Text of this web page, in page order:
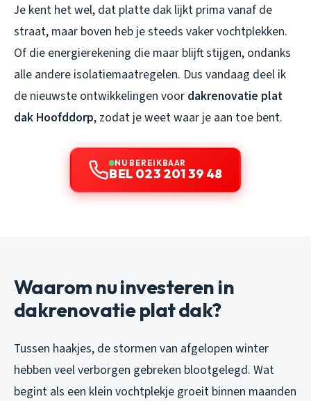
Je kent het wel, dat platte dak lijkt prima vanaf de
straat, maar boven heb je steeds vaker vochtplekken.
Of die energierekening die maar blijft stijgen, ondanks
alle andere isolatiemaatregelen. Dus vandaag deel ik
de nieuwste ontwikkelingen voor dakrenovatie plat
dak Hoofddorp, zodat je weet waar je aan toe bent.
NU BEREIKBAAR
BEL 023 201 39 48
Waarom nu investeren in
dakrenovatie plat dak?
Tussen haakjes, de stormen van afgelopen winter
hebben veel verborgen gebreken blootgelegd. Wat
begint als een klein vochtplekje groeit binnen maanden